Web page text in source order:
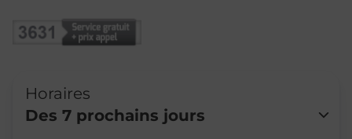
Horaires
Des 7 prochains jours